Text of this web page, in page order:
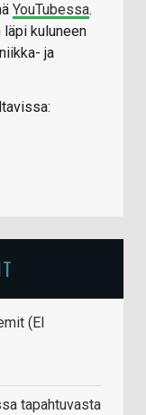
YouTubessa.
läpi kuluneen
ja
(EI
tapahtuvasta